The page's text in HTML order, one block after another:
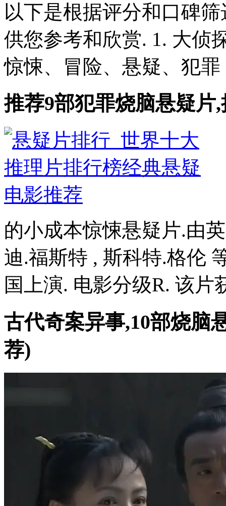
以下是根据评分和口碑
供您参考和欣赏. 1. 大侦
惊悚、冒险、悬疑、犯罪
推荐9部犯罪烧脑悬疑片
的小成本惊悚悬疑片.由
迪.福斯特 , 斯科特.格伦
国上演. 电影分级R. 该片
古代奇案异事,10部烧脑
荐)